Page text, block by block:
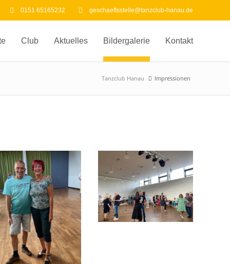
0151 65165232 geschaeftsstelle@tanzclub-hanau.de
Club Aktuelles Bildergalerie Kontakt
Tanzclub Hanau Impressionen